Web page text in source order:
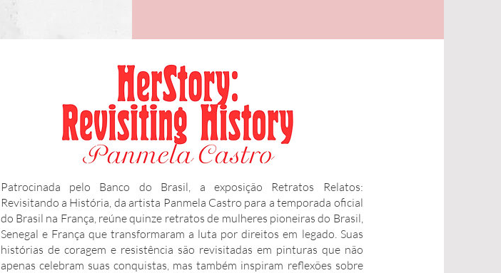
Patrocinada pelo Banco do Brasil, a exposição Retratos Relatos:
Revisitando a História, da artista Panmela Castro para a temporada oficial
do Brasil na França, reúne quinze retratos de mulheres pioneiras do Brasil,
Senegal e França que transformaram a luta por direitos em legado. Suas
histórias de coragem e resistência são revisitadas em pinturas que não
apenas celebram suas conquistas, mas também inspiram reflexões sobre